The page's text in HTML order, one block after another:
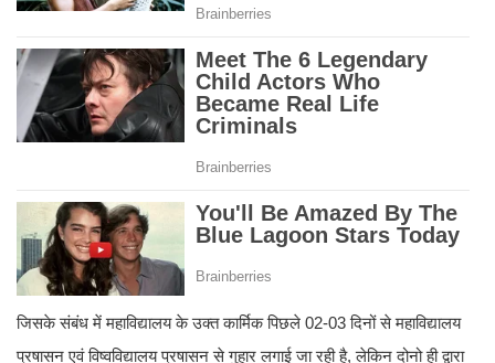
जिसके संबंध में महाविद्यालय के उक्त कार्मिक पिछले 02-03 दिनों से महाविद्यालय
प्रषासन एवं विष्वविद्यालय प्रषासन से गुहार लगाई जा रही है, लेकिन दोनो ही द्वारा